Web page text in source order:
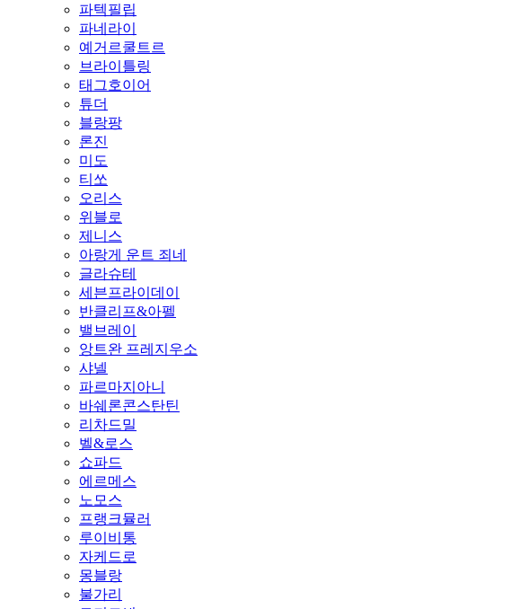
파텍필립
파네라이
예거르쿨트르
브라이틀링
태그호이어
튜더
블랑팡
론진
미도
티쏘
오리스
위블로
제니스
아랑게 운트 죄네
글라슈테
세븐프라이데이
반클리프&아펠
밸브레이
앙트완 프레지우소
샤넬
파르마지아니
바쉐론콘스탄틴
리차드밀
벨&로스
쇼파드
에르메스
노모스
프랭크뮬러
루이비통
자케드로
몽블랑
불가리